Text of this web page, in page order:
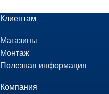
Клиентам
Магазины
Монтаж
Полезная информация
Компания